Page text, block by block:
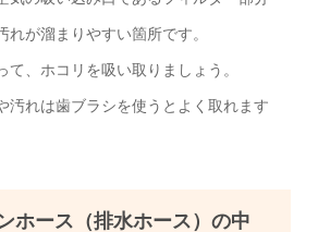
が溜まりやすい箇所です。
、ホコリを吸い取りましょう。
汚れは歯ブラシを使うとよく取れます
ホース（排水ホース）の中